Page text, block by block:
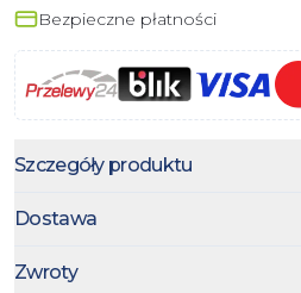
Bezpieczne płatności
Szczegóły produktu
Dostawa
Zwroty